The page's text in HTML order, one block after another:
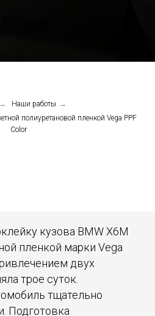
→ Наши работы →
полиуретановой пленкой Vega PPF
Color
кузова BMW X6M
пленкой марки Vega
двух
трое суток.
тщательно
Подготовка